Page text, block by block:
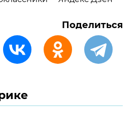
Поделиться